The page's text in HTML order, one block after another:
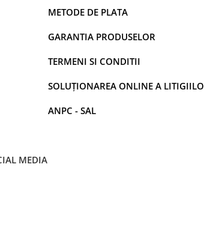
METODE DE PLATA
GARANTIA PRODUSELOR
TERMENI SI CONDITII
SOLUȚIONAREA ONLINE A
ANPC - SAL
MEDIA